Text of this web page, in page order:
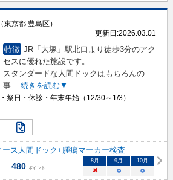
（東京都 豊島区）
更新日:2026.03.01
特徴 JR「大塚」駅北口より徒歩3分のアク
セスに優れた施設です。
スタンダードな人間ドックはもちろんの
事... 続きを読む▼
祭日・休診・年末年始（12/30～1/3）
ース人間ドック+腫瘍マーカー検査
480 ポイント
8 月 9 月 10月
× ○ ○